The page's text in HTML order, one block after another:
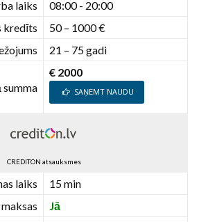
laiks
08:00 - 20:00
kredīts
50 – 1000 €
21 – 75 gadi
€ 2000
SAŅEMT NAUDU
CREDITON atsauksmes
laiks
15 min
Jā